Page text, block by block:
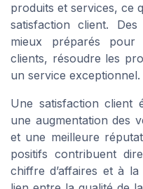
produits et services, ce
satisfaction client.
mieux préparés
clients, résoudre les
un service exceptionnel.
Une satisfaction client
une augmentation des
et une meilleure
positifs contribuent
chiffre d’affaires et à la